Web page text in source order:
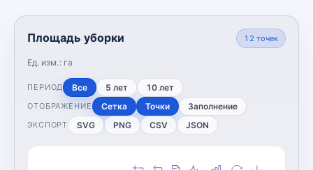
Площадь уборки
Ед. изм.: га
12 точек
ПЕРИОД Все 5 лет 10 лет
ОТОБРАЖЕНИЕ Сетка Точки Заполнение
ЭКСПОРТ SVG PNG CSV JSON